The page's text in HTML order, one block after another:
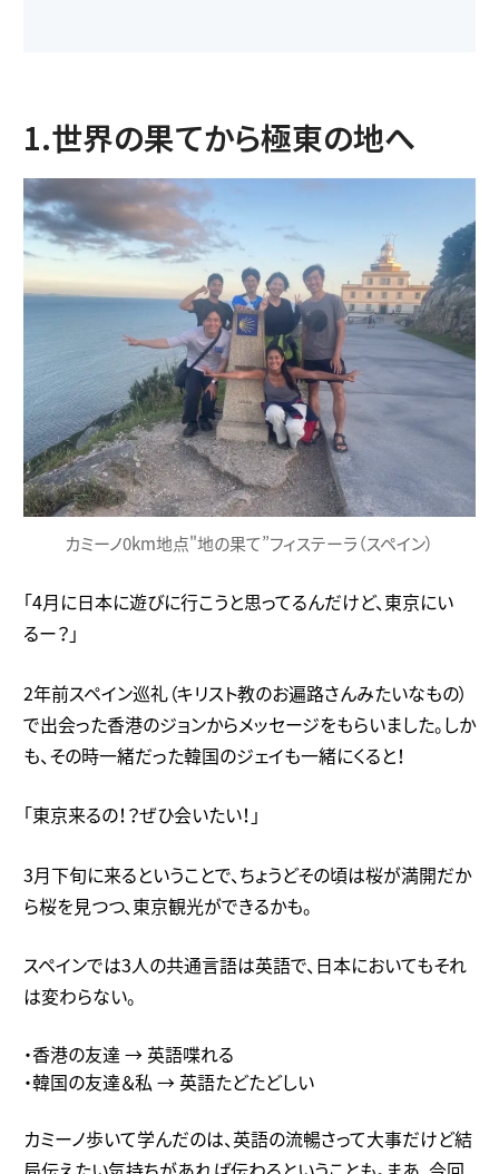
1.世界の果てから極東の地へ
カミーノ0km地点"地の果て”フィステーラ（スペイン）
「4月に日本に遊びに行こうと思ってるんだけど、東京にい
るー？」
2年前スペイン巡礼（キリスト教のお遍路さんみたいなもの）
で出会った香港のジョンからメッセージをもらいました。しか
も、その時一緒だった韓国のジェイも一緒にくると！
「東京来るの！？ぜひ会いたい！」
3月下旬に来るということで、ちょうどその頃は桜が満開だか
ら桜を見つつ、東京観光ができるかも。
スペインでは3人の共通言語は英語で、日本においてもそれ
は変わらない。
・香港の友達 → 英語喋れる
・韓国の友達＆私 → 英語たどたどしい
カミーノ歩いて学んだのは、英語の流暢さって大事だけど結